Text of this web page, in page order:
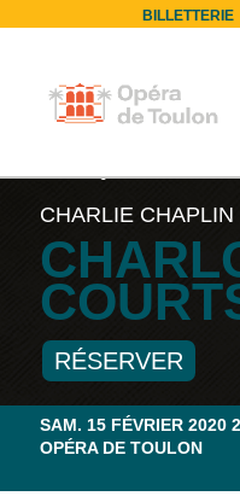
BILLETTERIE
CHARLIE CHAPLIN
RÉSERVER
SAM. 15 FÉVRIER 2020
OPÉRA DE TOULON